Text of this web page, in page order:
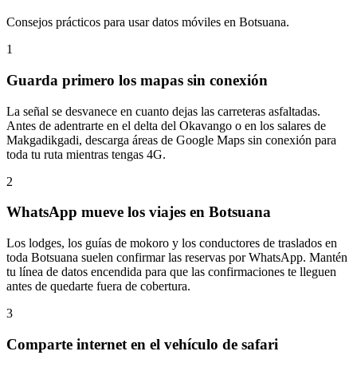
Consejos prácticos para usar datos móviles en Botsuana.
1
Guarda primero los mapas sin conexión
La señal se desvanece en cuanto dejas las carreteras asfaltadas.
Antes de adentrarte en el delta del Okavango o en los salares de
Makgadikgadi, descarga áreas de Google Maps sin conexión para
toda tu ruta mientras tengas 4G.
2
WhatsApp mueve los viajes en Botsuana
Los lodges, los guías de mokoro y los conductores de traslados en
toda Botsuana suelen confirmar las reservas por WhatsApp. Mantén
tu línea de datos encendida para que las confirmaciones te lleguen
antes de quedarte fuera de cobertura.
3
Comparte internet en el vehículo de safari